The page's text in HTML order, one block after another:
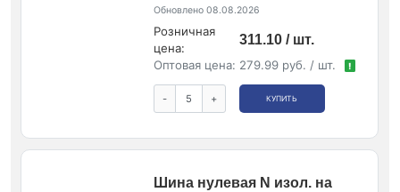
Обновлено 08.08.2026
Розничная
цена:
311.10 / шт.
Оптовая цена: 279.99 руб. / шт. !
- + КУПИТЬ
Шина нулевая N изол. на